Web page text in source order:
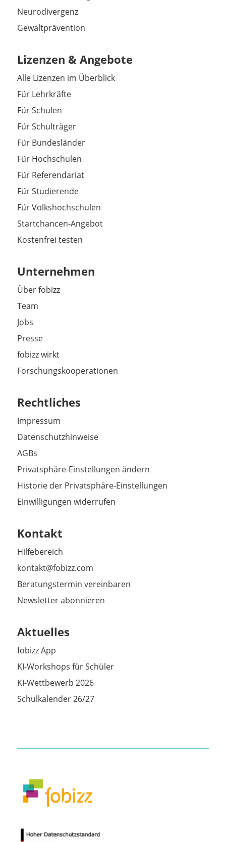
Neurodivergenz
Gewaltprävention
Lizenzen & Angebote
Alle Lizenzen im Überblick
Für Lehrkräfte
Für Schulen
Für Schulträger
Für Bundesländer
Für Hochschulen
Für Referendariat
Für Studierende
Für Volkshochschulen
Startchancen-Angebot
Kostenfrei testen
Unternehmen
Über fobizz
Team
Jobs
Presse
fobizz wirkt
Forschungskooperationen
Rechtliches
Impressum
Datenschutzhinweise
AGBs
Privatsphäre-Einstellungen ändern
Historie der Privatsphäre-Einstellungen
Einwilligungen widerrufen
Kontakt
Hilfebereich
kontakt@fobizz.com
Beratungstermin vereinbaren
Newsletter abonnieren
Aktuelles
fobizz App
KI-Workshops für Schüler
KI-Wettbewerb 2026
Schulkalender 26/27